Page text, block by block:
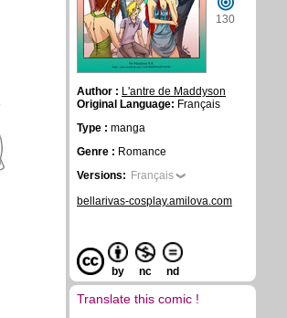
130
Author : L'antre de Maddyson
Original Language: Français
Type : manga
Genre : Romance
Versions: Français
bellarivas-cosplay.amilova.com
by nc nd
Translate this comic !